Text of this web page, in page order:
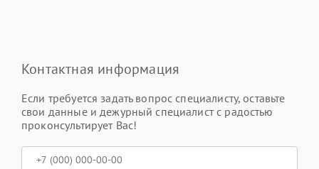
Контактная информация
Если требуется задать вопрос специалисту, оставьте
свои данные и дежурный специалист с радостью
проконсультирует Вас!